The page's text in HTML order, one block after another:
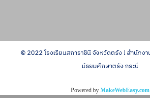
© 2022 โรงเรียนสภาราชินี จังหวัดตรัง l สำนักง
มัธยมศึกษาตรัง กระบี่
Powered by MakeWebEasy.com